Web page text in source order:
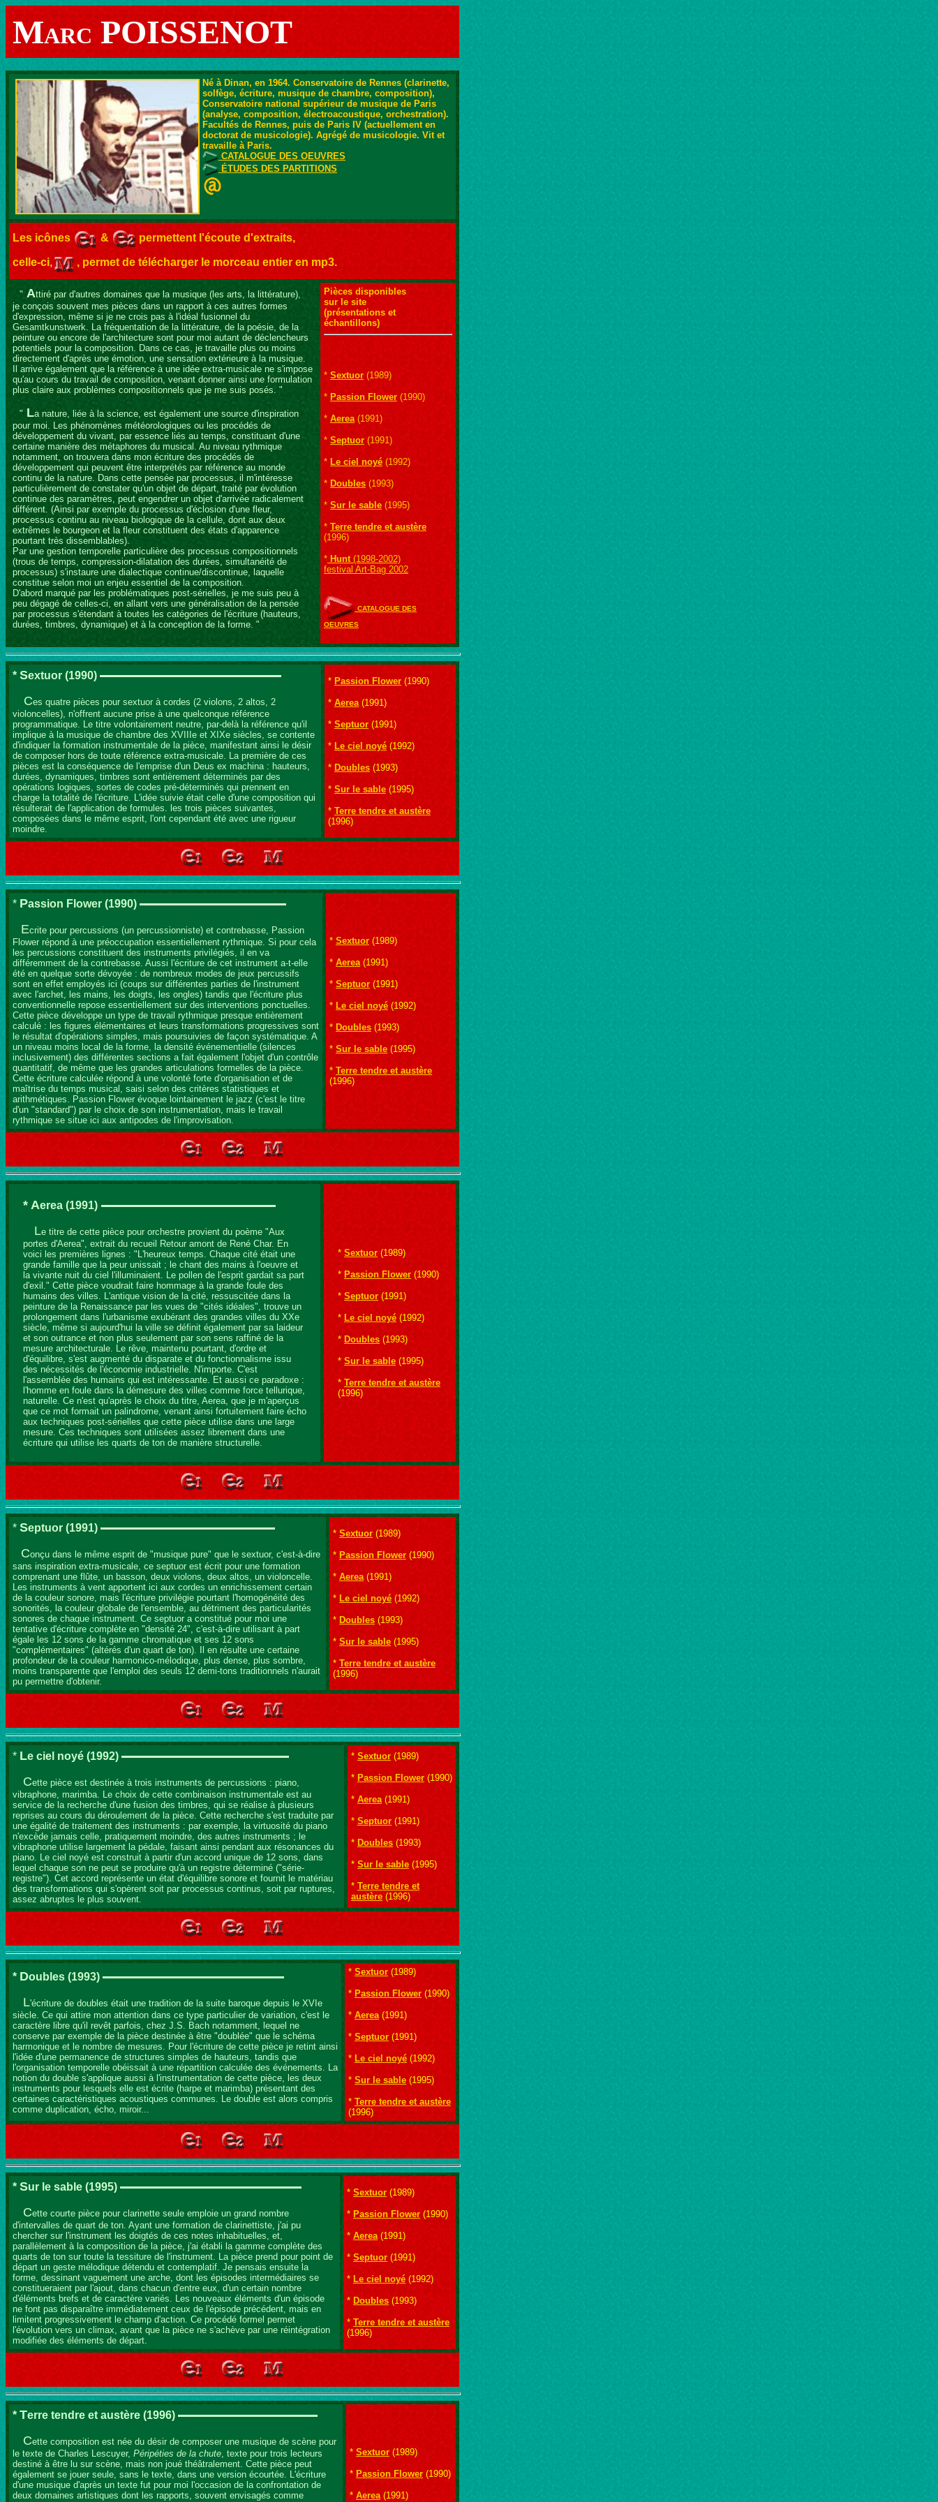
MARC POISSENOT
Né à Dinan, en 1964. Conservatoire de Rennes (clarinette,
solfège, écriture, musique de chambre, composition),
Conservatoire national supérieur de musique de Paris
(analyse, composition, électroacoustique, orchestration).
Facultés de Rennes, puis de Paris IV (actuellement en
doctorat de musicologie). Agrégé de musicologie. Vit et
travaille à Paris.
CATALOGUE DES OEUVRES
ÉTUDES DES PARTITIONS
Les icônes & permettent l'écoute d'extraits,
celle-ci, , permet de télécharger le morceau entier en mp3.
" Attiré par d'autres domaines que la musique (les arts, la littérature),
je conçois souvent mes pièces dans un rapport à ces autres formes
d'expression, même si je ne crois pas à l'idéal fusionnel du
Gesamtkunstwerk. La fréquentation de la littérature, de la poésie, de la
peinture ou encore de l'architecture sont pour moi autant de déclencheurs
potentiels pour la composition. Dans ce cas, je travaille plus ou moins
directement d'après une émotion, une sensation extérieure à la musique.
Il arrive également que la référence à une idée extra-musicale ne s'impose
qu'au cours du travail de composition, venant donner ainsi une formulation
plus claire aux problèmes compositionnels que je me suis posés. "
" La nature, liée à la science, est également une source d'inspiration
pour moi. Les phénomènes météorologiques ou les procédés de
développement du vivant, par essence liés au temps, constituant d'une
certaine manière des métaphores du musical. Au niveau rythmique
notamment, on trouvera dans mon écriture des procédés de
développement qui peuvent être interprétés par référence au monde
continu de la nature. Dans cette pensée par processus, il m'intéresse
particulièrement de constater qu'un objet de départ, traité par évolution
continue des paramètres, peut engendrer un objet d'arrivée radicalement
différent. (Ainsi par exemple du processus d'éclosion d'une fleur,
processus continu au niveau biologique de la cellule, dont aux deux
extrêmes le bourgeon et la fleur constituent des états d'apparence
pourtant très dissemblables).
Par une gestion temporelle particulière des processus compositionnels
(trous de temps, compression-dilatation des durées, simultanéité de
processus) s'instaure une dialectique continue/discontinue, laquelle
constitue selon moi un enjeu essentiel de la composition.
D'abord marqué par les problématiques post-sérielles, je me suis peu à
peu dégagé de celles-ci, en allant vers une généralisation de la pensée
par processus s'étendant à toutes les catégories de l'écriture (hauteurs,
durées, timbres, dynamique) et à la conception de la forme. "
Pièces disponibles
sur le site
(présentations et
échantillons)
* Sextuor (1989)
* Passion Flower (1990)
* Aerea(1991)
* Septuor (1991)
* Le ciel noyé (1992)
* Doubles (1993)
* Sur le sable (1995)
* Terre tendre et austère
(1996)
* Hunt (1998-2002)
festival Art-Bag 2002
CATALOGUE DES
OEUVRES
* Sextuor (1990)
Ces quatre pièces pour sextuor à cordes (2 violons, 2 altos, 2
violoncelles), n'offrent aucune prise à une quelconque référence
programmatique. Le titre volontairement neutre, par-delà la référence qu'il
implique à la musique de chambre des XVIIIe et XIXe siècles, se contente
d'indiquer la formation instrumentale de la pièce, manifestant ainsi le désir
de composer hors de toute référence extra-musicale. La première de ces
pièces est la conséquence de l'emprise d'un Deus ex machina : hauteurs,
durées, dynamiques, timbres sont entièrement déterminés par des
opérations logiques, sortes de codes pré-déterminés qui prennent en
charge la totalité de l'écriture. L'idée suivie était celle d'une composition qui
résulterait de l'application de formules. les trois pièces suivantes,
composées dans le même esprit, l'ont cependant été avec une rigueur
moindre.
* Passion Flower (1990)
* Aerea(1991)
* Septuor (1991)
* Le ciel noyé (1992)
* Doubles (1993)
* Sur le sable (1995)
* Terre tendre et austère
(1996)
* Passion Flower (1990)
Ecrite pour percussions (un percussionniste) et contrebasse, Passion
Flower répond à une préoccupation essentiellement rythmique. Si pour cela
les percussions constituent des instruments privilégiés, il en va
différemment de la contrebasse. Aussi l'écriture de cet instrument a-t-elle
été en quelque sorte dévoyée : de nombreux modes de jeux percussifs
sont en effet employés ici (coups sur différentes parties de l'instrument
avec l'archet, les mains, les doigts, les ongles) tandis que l'écriture plus
conventionnelle repose essentiellement sur des interventions ponctuelles.
Cette pièce développe un type de travail rythmique presque entièrement
calculé : les figures élémentaires et leurs transformations progressives sont
le résultat d'opérations simples, mais poursuivies de façon systématique. A
un niveau moins local de la forme, la densité événementielle (silences
inclusivement) des différentes sections a fait également l'objet d'un contrôle
quantitatif, de même que les grandes articulations formelles de la pièce.
Cette écriture calculée répond à une volonté forte d'organisation et de
maîtrise du temps musical, saisi selon des critères statistiques et
arithmétiques. Passion Flower évoque lointainement le jazz (c'est le titre
d'un "standard") par le choix de son instrumentation, mais le travail
rythmique se situe ici aux antipodes de l'improvisation.
* Sextuor (1989)
* Aerea(1991)
* Septuor (1991)
* Le ciel noyé (1992)
* Doubles (1993)
* Sur le sable (1995)
* Terre tendre et austère
(1996)
* Aerea (1991)
Le titre de cette pièce pour orchestre provient du poème "Aux
portes d'Aerea", extrait du recueil Retour amont de René Char. En
voici les premières lignes : "L'heureux temps. Chaque cité était une
grande famille que la peur unissait ; le chant des mains à l'oeuvre et
la vivante nuit du ciel l'illuminaient. Le pollen de l'esprit gardait sa part
d'exil." Cette pièce voudrait faire hommage à la grande foule des
humains des villes. L'antique vision de la cité, ressuscitée dans la
peinture de la Renaissance par les vues de "cités idéales", trouve un
prolongement dans l'urbanisme exubérant des grandes villes du XXe
siècle, même si aujourd'hui la ville se définit également par sa laideur
et son outrance et non plus seulement par son sens raffiné de la
mesure architecturale. Le rêve, maintenu pourtant, d'ordre et
d'équilibre, s'est augmenté du disparate et du fonctionnalisme issu
des nécessités de l'économie industrielle. N'importe. C'est
l'assemblée des humains qui est intéressante. Et aussi ce paradoxe :
l'homme en foule dans la démesure des villes comme force tellurique,
naturelle. Ce n'est qu'après le choix du titre, Aerea, que je m'aperçus
que ce mot formait un palindrome, venant ainsi fortuitement faire écho
aux techniques post-sérielles que cette pièce utilise dans une large
mesure. Ces techniques sont utilisées assez librement dans une
écriture qui utilise les quarts de ton de manière structurelle.
* Sextuor (1989)
* Passion Flower (1990)
* Septuor (1991)
* Le ciel noyé (1992)
* Doubles (1993)
* Sur le sable (1995)
* Terre tendre et austère
(1996)
* Septuor (1991)
Conçu dans le même esprit de "musique pure" que le sextuor, c'est-à-dire
sans inspiration extra-musicale, ce septuor est écrit pour une formation
comprenant une flûte, un basson, deux violons, deux altos, un violoncelle.
Les instruments à vent apportent ici aux cordes un enrichissement certain
de la couleur sonore, mais l'écriture privilégie pourtant l'homogénéité des
sonorités, la couleur globale de l'ensemble, au détriment des particularités
sonores de chaque instrument. Ce septuor a constitué pour moi une
tentative d'écriture complète en "densité 24", c'est-à-dire utilisant à part
égale les 12 sons de la gamme chromatique et ses 12 sons
"complémentaires" (altérés d'un quart de ton). Il en résulte une certaine
profondeur de la couleur harmonico-mélodique, plus dense, plus sombre,
moins transparente que l'emploi des seuls 12 demi-tons traditionnels n'aurait
pu permettre d'obtenir.
* Sextuor (1989)
* Passion Flower (1990)
* Aerea(1991)
* Le ciel noyé (1992)
* Doubles (1993)
* Sur le sable (1995)
* Terre tendre et austère
(1996)
* Le ciel noyé (1992)
Cette pièce est destinée à trois instruments de percussions : piano,
vibraphone, marimba. Le choix de cette combinaison instrumentale est au
service de la recherche d'une fusion des timbres, qui se réalise à plusieurs
reprises au cours du déroulement de la pièce. Cette recherche s'est traduite par
une égalité de traitement des instruments : par exemple, la virtuosité du piano
n'excède jamais celle, pratiquement moindre, des autres instruments ; le
vibraphone utilise largement la pédale, faisant ainsi pendant aux résonances du
piano. Le ciel noyé est construit à partir d'un accord unique de 12 sons, dans
lequel chaque son ne peut se produire qu'à un registre déterminé ("série-
registre"). Cet accord représente un état d'équilibre sonore et fournit le matériau
des transformations qui s'opèrent soit par processus continus, soit par ruptures,
assez abruptes le plus souvent.
* Sextuor (1989)
* Passion Flower (1990)
* Aerea(1991)
* Septuor (1991)
* Doubles (1993)
* Sur le sable (1995)
* Terre tendre et
austère (1996)
* Doubles (1993)
L'écriture de doubles était une tradition de la suite baroque depuis le XVIe
siècle. Ce qui attire mon attention dans ce type particulier de variation, c'est le
caractère libre qu'il revêt parfois, chez J.S. Bach notamment, lequel ne
conserve par exemple de la pièce destinée à être "doublée" que le schéma
harmonique et le nombre de mesures. Pour l'écriture de cette pièce je retint ainsi
l'idée d'une permanence de structures simples de hauteurs, tandis que
l'organisation temporelle obéissait à une répartition calculée des événements. La
notion du double s'applique aussi à l'instrumentation de cette pièce, les deux
instruments pour lesquels elle est écrite (harpe et marimba) présentant des
certaines caractéristiques acoustiques communes. Le double est alors compris
comme duplication, écho, miroir...
* Sextuor (1989)
* Passion Flower (1990)
* Aerea(1991)
* Septuor (1991)
* Le ciel noyé (1992)
* Sur le sable (1995)
* Terre tendre et austère
(1996)
* Sur le sable (1995)
Cette courte pièce pour clarinette seule emploie un grand nombre
d'intervalles de quart de ton. Ayant une formation de clarinettiste, j'ai pu
chercher sur l'instrument les doigtés de ces notes inhabituelles, et,
parallèlement à la composition de la pièce, j'ai établi la gamme complète des
quarts de ton sur toute la tessiture de l'instrument. La pièce prend pour point de
départ un geste mélodique détendu et contemplatif. Je pensais ensuite la
forme, dessinant vaguement une arche, dont les épisodes intermédiaires se
constitueraient par l'ajout, dans chacun d'entre eux, d'un certain nombre
d'éléments brefs et de caractère variés. Les nouveaux éléments d'un épisode
ne font pas disparaître immédiatement ceux de l'épisode précédent, mais en
limitent progressivement le champ d'action. Ce procédé formel permet
l'évolution vers un climax, avant que la pièce ne s'achève par une réintégration
modifiée des éléments de départ.
* Sextuor (1989)
* Passion Flower (1990)
* Aerea(1991)
* Septuor (1991)
* Le ciel noyé (1992)
* Doubles (1993)
* Terre tendre et austère
(1996)
* Terre tendre et austère (1996)
Cette composition est née du désir de composer une musique de scène pour
le texte de Charles Lescuyer, Péripéties de la chute, texte pour trois lecteurs
destiné à être lu sur scène, mais non joué théâtralement. Cette pièce peut
également se jouer seule, sans le texte, dans une version écourtée. L'écriture
d'une musique d'après un texte fut pour moi l'occasion de la confrontation de
deux domaines artistiques dont les rapports, souvent envisagés comme
* Sextuor (1989)
* Passion Flower (1990)
* Aerea(1991)